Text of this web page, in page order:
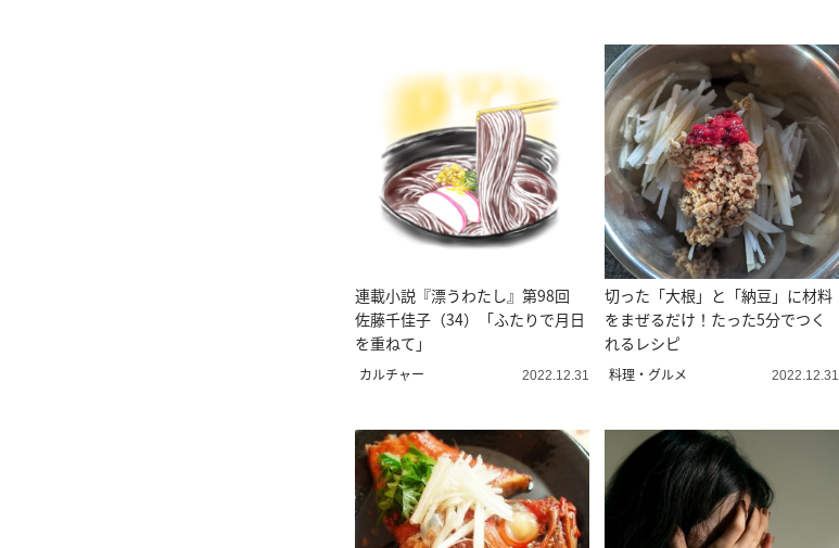
連載小説『漂うわたし』第98回
佐藤千佳子（34）「ふたりで月日
を重ねて」
カルチャー 2022.12.31
切った「大根」と「納豆」に材料
をまぜるだけ！たった5分でつく
れるレシピ
料理・グルメ 2022.12.31